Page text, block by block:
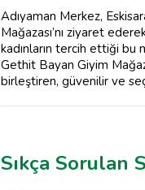
Adıyaman Merkez,
Mağazası’nı ziyaret
kadınların tercih ettiği bu
Gethit Bayan Giyim
birleştiren, güvenilir ve
Sıkça Sorulan